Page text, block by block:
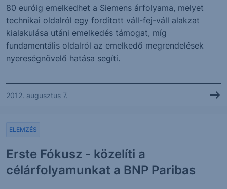
80 euróig emelkedhet a Siemens árfolyama, melyet
technikai oldalról egy fordított váll-fej-váll alakzat
kialakulása utáni emelkedés támogat, míg
fundamentális oldalról az emelkedő megrendelések
nyereségnövelő hatása segíti.
2012. augusztus 7.
Erste Fókusz - közelíti a
célárfolyamunkat a BNP Paribas
ELEMZÉS